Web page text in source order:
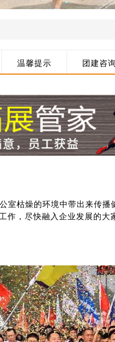
温馨提示 团建咨询
枯燥的环境中带出来传播
，尽快融入企业发展的大